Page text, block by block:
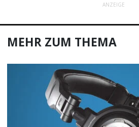
ANZEIGE
MEHR ZUM THEMA